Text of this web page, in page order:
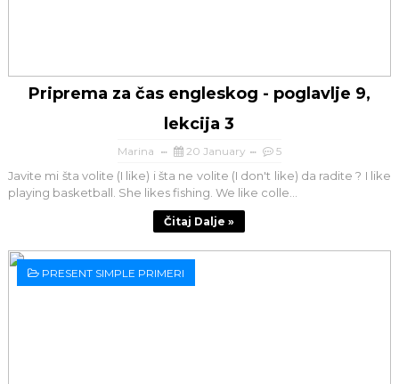
Priprema za čas engleskog - poglavlje 9,
lekcija 3
Marina 20 January 5
Javite mi šta volite (I like) i šta ne volite (I don't like) da radite ? I like
playing basketball. She likes fishing. We like colle...
Čitaj Dalje »
PRESENT SIMPLE PRIMERI